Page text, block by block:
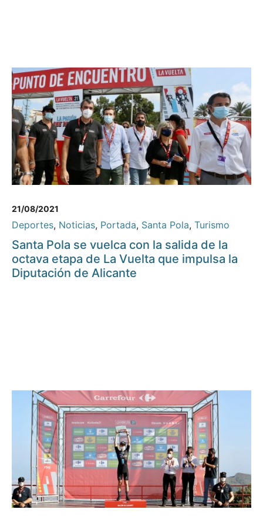
21/08/2021
Deportes, Noticias, Portada, Santa Pola, Turismo
Santa Pola se vuelca con la salida de la
octava etapa de La Vuelta que impulsa la
Diputación de Alicante